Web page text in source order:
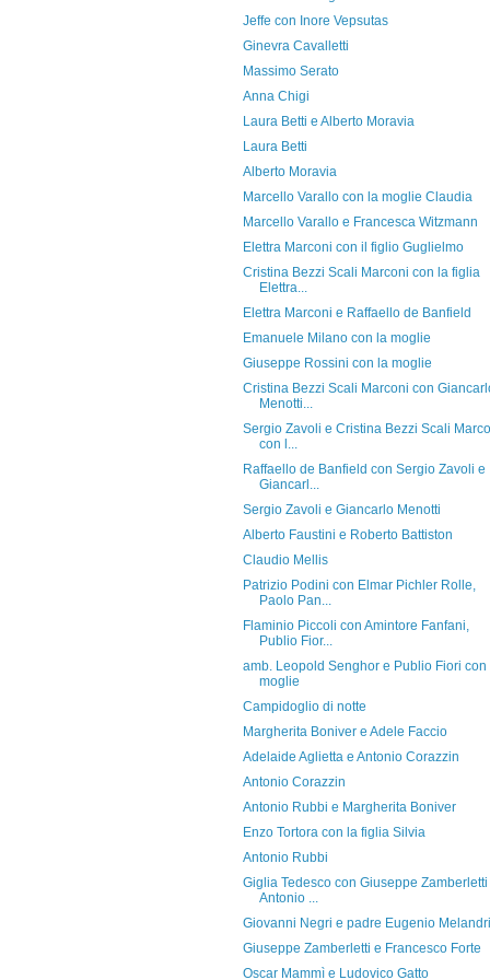
Jeffe con Inore Vepsutas
Ginevra Cavalletti
Massimo Serato
Anna Chigi
Laura Betti e Alberto Moravia
Laura Betti
Alberto Moravia
Marcello Varallo con la moglie Claudia
Marcello Varallo e Francesca Witzmann
Elettra Marconi con il figlio Guglielmo
Cristina Bezzi Scali Marconi con la figlia
Elettra...
Elettra Marconi e Raffaello de Banfield
Emanuele Milano con la moglie
Giuseppe Rossini con la moglie
Cristina Bezzi Scali Marconi con
Menotti...
Sergio Zavoli e Cristina Bezzi Scali
con l...
Raffaello de Banfield con Sergio Zavoli e
Giancarl...
Sergio Zavoli e Giancarlo Menotti
Alberto Faustini e Roberto Battiston
Claudio Mellis
Patrizio Podini con Elmar Pichler Rolle,
Paolo Pan...
Flaminio Piccoli con Amintore Fanfani,
Publio Fior...
amb. Leopold Senghor e Publio Fiori con
moglie
Campidoglio di notte
Margherita Boniver e Adele Faccio
Adelaide Aglietta e Antonio Corazzin
Antonio Corazzin
Antonio Rubbi e Margherita Boniver
Enzo Tortora con la figlia Silvia
Antonio Rubbi
Giglia Tedesco con Giuseppe Zamberletti
Antonio ...
Giovanni Negri e padre Eugenio Melandri
Giuseppe Zamberletti e Francesco Forte
Oscar Mammì e Ludovico Gatto